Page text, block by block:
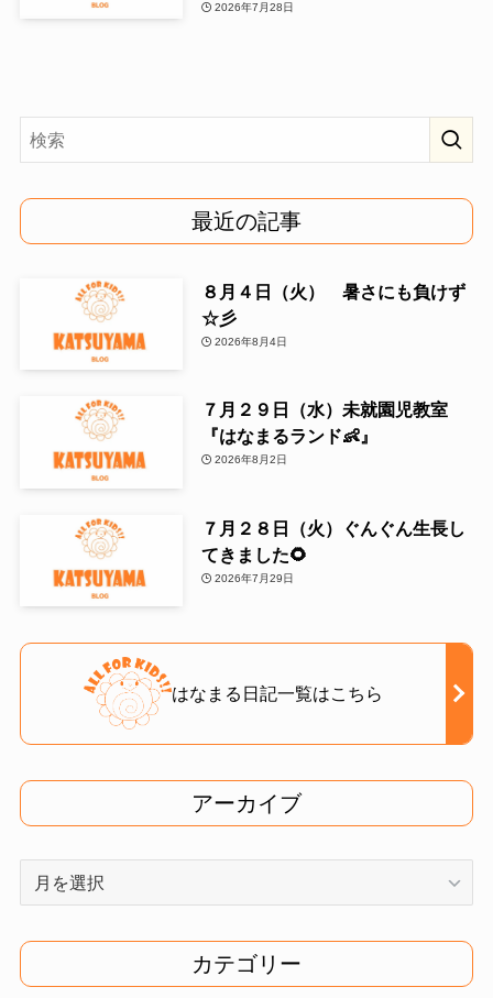
2026年7月28日
最近の記事
８月４日（火） 暑さにも負けず
☆彡
2026年8月4日
７月２９日（水）未就園児教室
『はなまるランド👶』
2026年8月2日
７月２８日（火）ぐんぐん生長し
てきました🌻
2026年7月29日
はなまる日記一覧はこちら
アーカイブ
イ
ブ
カテゴリー